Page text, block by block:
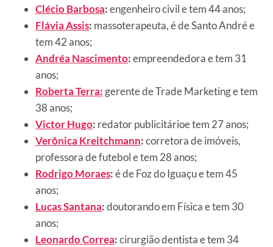
Clécio Barbosa:engenheiro civil e tem 44 anos;
Flávia Assis: massoterapeuta, é de Santo André e
tem 42 anos;
Andréa Nascimento:empreendedora e tem 31
anos;
Roberta Terra:gerente de Trade Marketing e tem
38 anos;
Victor Hugo: redator publicitárioe tem 27 anos;
Verônica Kreitchmann:corretora de imóveis,
professora de futebol e tem 28 anos;
Rodrigo Moraes:é de Foz do Iguaçu e tem 45
anos;
Lucas Santana:doutorando em Física e tem 30
anos;
Leonardo Correa:cirurgião dentista e tem 34